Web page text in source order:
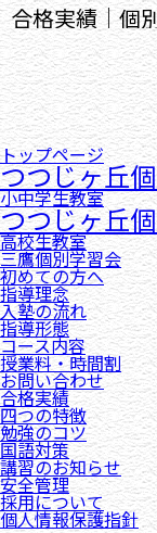
合格実績｜個
導くことが得
トップページ
つつじヶ丘
小中学生教室
つつじヶ丘
高校生教室
三鷹個別学習会
初めての方へ
指導理念
入塾の流れ
指導形態
コース内容
授業料・時間割
お問い合わせ
合格実績
四つの特徴
勉強のコツ
国語対策
講習のお知らせ
安全管理
採用について
個人情報保護指針